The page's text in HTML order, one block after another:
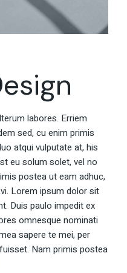
labores. Erriem
sed, cu enim primis
atqui vulputate at, his
eu solum solet, vel no
postea ut eam adhuc,
Lorem ipsum dolor sit
Duis paulo impedit ex
omnesque nominati
sapere te mei, per
Nam primis postea